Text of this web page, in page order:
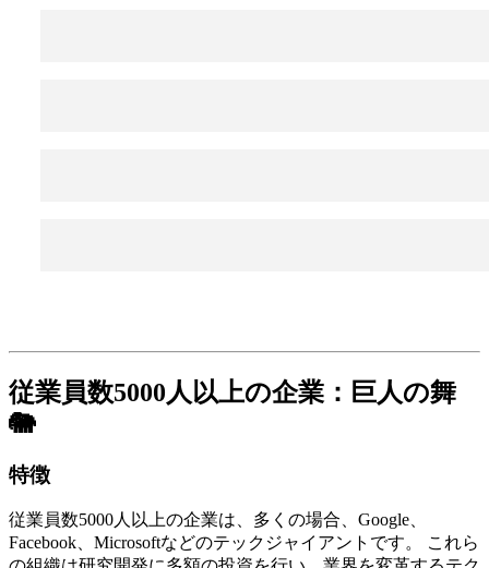
従業員数5000人以上の企業：巨人の舞
🐘
特徴
従業員数5000人以上の企業は、多くの場合、Google、
Facebook、Microsoftなどのテックジャイアントです。 これら